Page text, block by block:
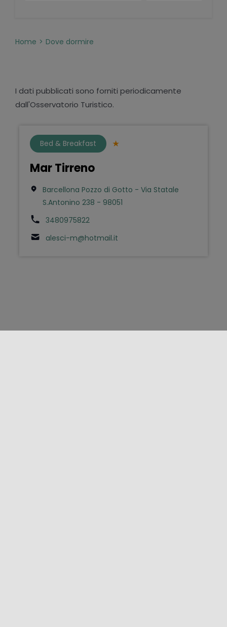
Home Dove dormire
I dati pubblicati sono forniti periodicamente
dall'Osservatorio Turistico.
Bed & Breakfast
Mar Tirreno
Barcellona Pozzo di Gotto - Via Statale
S.Antonino 238 - 98051
3480975822
alesci-m@hotmail.it